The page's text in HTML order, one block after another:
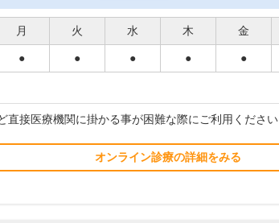
月 火 水 木 金
● ● ● ● ●
直接医療機関に掛かる事が困難な際にご利用ください
オンライン診療の詳細をみる